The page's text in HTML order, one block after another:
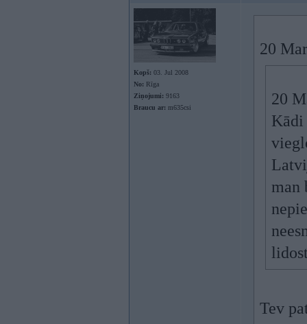
Kopš: 03. Jul 2008
No: Rīga
Ziņojumi: 9163
Braucu ar: m635csi
20
20
Kādi
man
Tev